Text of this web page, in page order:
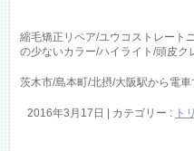
縮毛矯正リペア/ユウコストレート
の少ないカラー/ハイライト/頭皮
茨木市/島本町/北摂/大阪駅から電
2016年3月17日 | カテゴリー : ト